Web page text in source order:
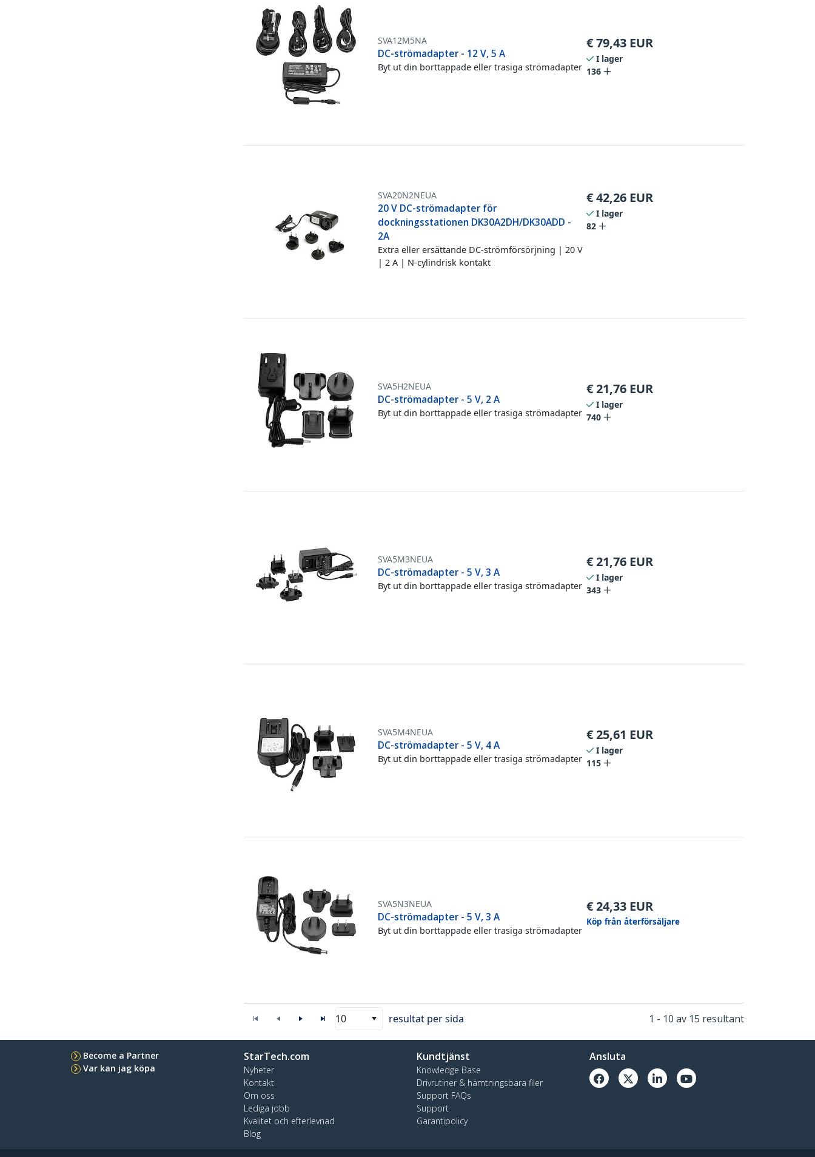
SVA12M5NA
DC-strömadapter - 12 V, 5 A
Byt ut din borttappade eller trasiga strömadapter
€79,43 EUR
I lager
136
SVA20N2NEUA
20 V DC-strömadapter för
dockningsstationen DK30A2DH/DK30ADD -
2A
Extra eller ersättande DC-strömförsörjning | 20 V
| 2 A | N-cylindrisk kontakt
€42,26 EUR
I lager
82
SVA5H2NEUA
DC-strömadapter - 5 V, 2 A
Byt ut din borttappade eller trasiga strömadapter
€21,76 EUR
I lager
740
SVA5M3NEUA
DC-strömadapter - 5 V, 3 A
Byt ut din borttappade eller trasiga strömadapter
€21,76 EUR
I lager
343
SVA5M4NEUA
DC-strömadapter - 5 V, 4 A
Byt ut din borttappade eller trasiga strömadapter
€25,61 EUR
I lager
115
SVA5N3NEUA
DC-strömadapter - 5 V, 3 A
Byt ut din borttappade eller trasiga strömadapter
€24,33 EUR
Köp från återförsäljare
10 resultat per sida 1 - 10 av 15 resultant
Become a Partner
Var kan jag köpa
StarTech.com
Nyheter
Kontakt
Om oss
Lediga jobb
Kvalitet och efterlevnad
Blog
Kundtjänst
Knowledge Base
Drivrutiner & hämtningsbara filer
Support FAQs
Support
Garantipolicy
Ansluta